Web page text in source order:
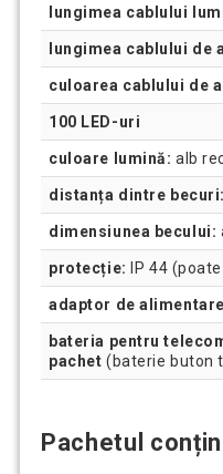
lungimea cablului
lungimea cablului de
culoarea cablului de
100 LED-uri
culoare lumină: alb
distanța dintre becuri:
dimensiunea becului:
protecție: IP 44
adaptor de alimentare
bateria pentru
pachet (baterie buton
Pachetul